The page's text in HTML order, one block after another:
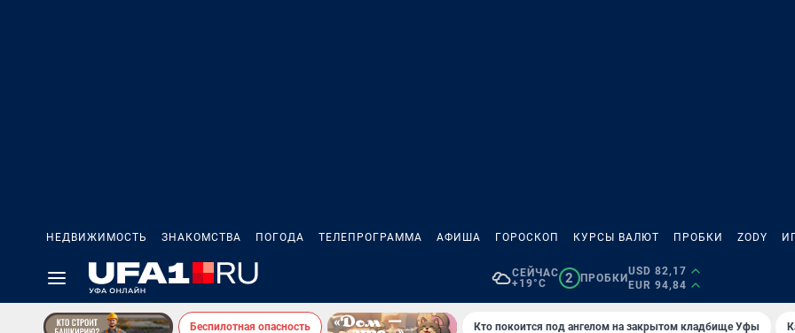
НЕДВИЖИМОСТЬ ЗНАКОМСТВА ПОГОДА ТЕЛЕПРОГРАММА АФИША ГОРОСКОП КУРСЫ ВАЛЮТ ПРОБКИ ZODY
СЕЙЧАС
+19°C
2 ПРОБКИ
USD 82,17
EUR 94,84
Беспилотная опасность Кто покоится под ангелом на закрытом кладбище Уфы